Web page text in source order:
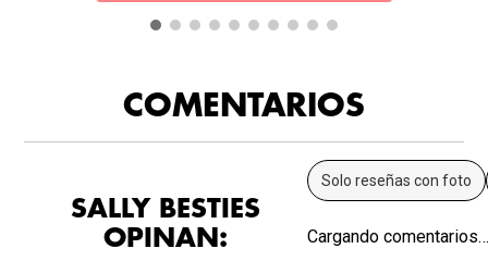
COMENTARIOS
SALLY BESTIES
OPINAN:
Solo reseñas con foto
Cargando